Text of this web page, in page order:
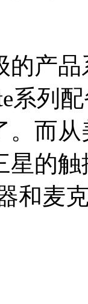
的产品
系列
。而
星的
和麦